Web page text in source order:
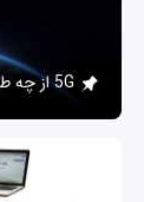
5G از چه طیف‌های فرکانسی استفاده می‌کند؟